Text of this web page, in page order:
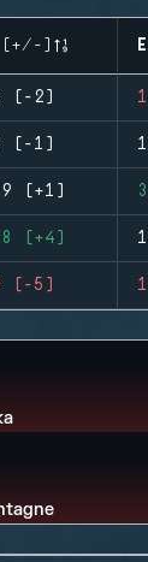
(+/-)
(-2)
(-1)
(+1)
(+4)
(-5)